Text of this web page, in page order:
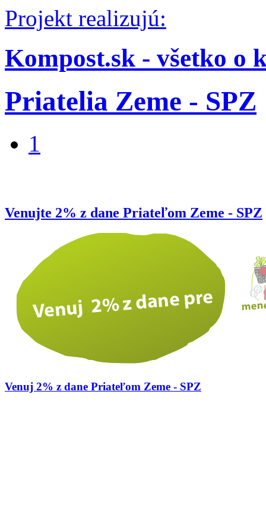
Projekt realizujú:
Kompost.sk - všetko o
Priatelia Zeme - SPZ
1
Venujte 2% z dane Priateľom Zeme - SPZ
Venuj 2% z dane Priateľom Zeme - SPZ